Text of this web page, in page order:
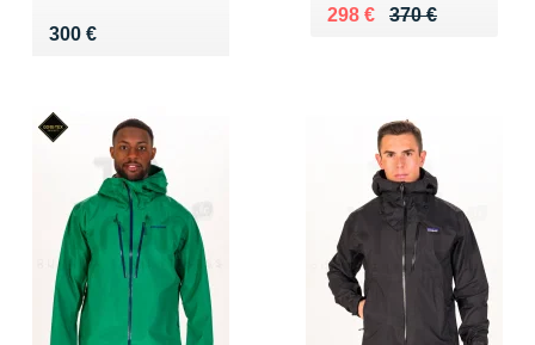
300 €
Vendu 300 €
370 €
Au lieu de 370 €
298 €
Vendu 298 €